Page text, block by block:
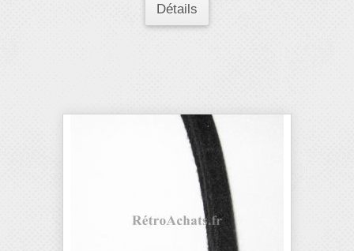
Détails